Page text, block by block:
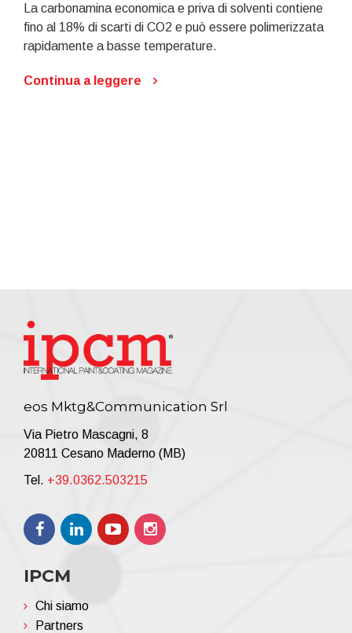
La carbonamina economica e priva di solventi contiene
fino al 18% di scarti di CO2 e può essere polimerizzata
rapidamente a basse temperature.
Continua a leggere
eos Mktg&Communication Srl
Via Pietro Mascagni, 8
20811 Cesano Maderno (MB)
Tel. +39.0362.503215
IPCM
Chi siamo
Partners